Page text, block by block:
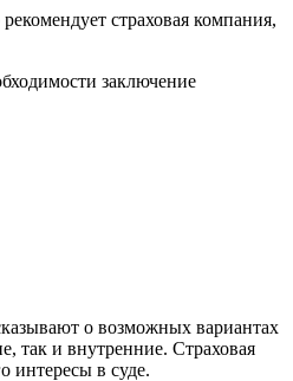
страховая компания,
заключение
о возможных вариантах
так и внутренние. Страховая
интересы в суде.